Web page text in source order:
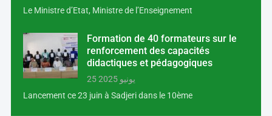
Le Ministre d’Etat, Ministre de l’Enseignement
Formation de 40 formateurs sur le
renforcement des capacités
didactiques et pédagogiques
25 يونيو 2025
Lancement ce 23 juin à Sadjeri dans le 10ème